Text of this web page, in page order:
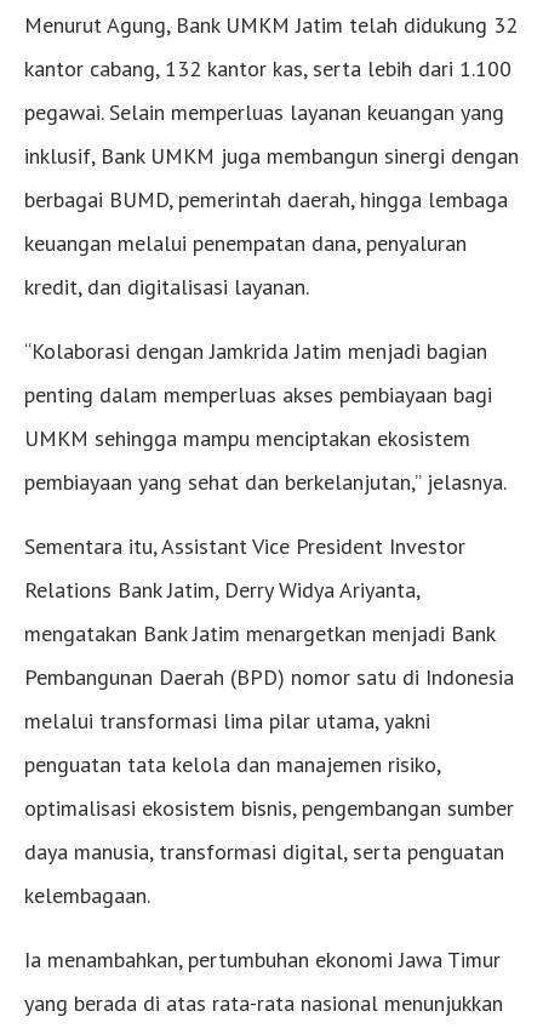
Menurut Agung, Bank UMKM Jatim telah didukung 32
kantor cabang, 132 kantor kas, serta lebih dari 1.100
pegawai. Selain memperluas layanan keuangan yang
inklusif, Bank UMKM juga membangun sinergi dengan
berbagai BUMD, pemerintah daerah, hingga lembaga
keuangan melalui penempatan dana, penyaluran
kredit, dan digitalisasi layanan.
“Kolaborasi dengan Jamkrida Jatim menjadi bagian
penting dalam memperluas akses pembiayaan bagi
UMKM sehingga mampu menciptakan ekosistem
pembiayaan yang sehat dan berkelanjutan,” jelasnya.
Sementara itu, Assistant Vice President Investor
Relations Bank Jatim, Derry Widya Ariyanta,
mengatakan Bank Jatim menargetkan menjadi Bank
Pembangunan Daerah (BPD) nomor satu di Indonesia
melalui transformasi lima pilar utama, yakni
penguatan tata kelola dan manajemen risiko,
optimalisasi ekosistem bisnis, pengembangan sumber
daya manusia, transformasi digital, serta penguatan
kelembagaan.
Ia menambahkan, pertumbuhan ekonomi Jawa Timur
yang berada di atas rata-rata nasional menunjukkan